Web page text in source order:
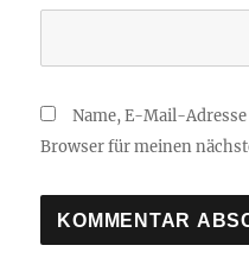
Name, E-Mail-
Browser für meinen